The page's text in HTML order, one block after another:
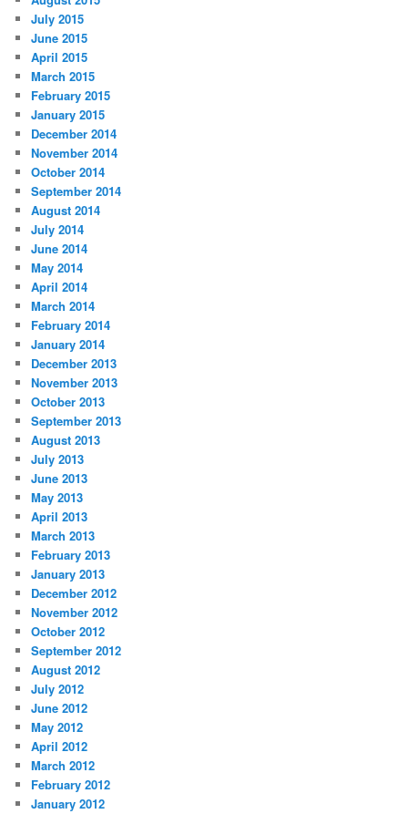
July 2015
June 2015
April 2015
March 2015
February 2015
January 2015
December 2014
November 2014
October 2014
September 2014
August 2014
July 2014
June 2014
May 2014
April 2014
March 2014
February 2014
January 2014
December 2013
November 2013
October 2013
September 2013
August 2013
July 2013
June 2013
May 2013
April 2013
March 2013
February 2013
January 2013
December 2012
November 2012
October 2012
September 2012
August 2012
July 2012
June 2012
May 2012
April 2012
March 2012
February 2012
January 2012